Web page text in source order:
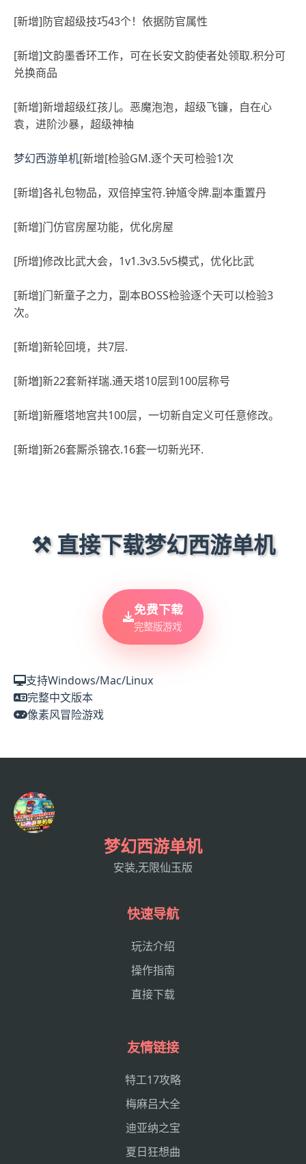
[新增]防官超级技巧43个！依据防官属性
[新增]文韵墨香环工作，可在长安文韵使者处领取.积分可
兑换商品
[新增]新增超级红孩儿。恶魔泡泡，超级飞镰，自在心
袁，进阶沙暴，超级神柚
梦幻西游单机[新增[检验GM.逐个天可检验1次
[新增]各礼包物品，双倍掉宝符.钟馗令牌.副本重置丹
[新增]门仿官房屋功能，优化房屋
[所增]修改比武大会，1v1.3v3.5v5模式，优化比武
[新增]门新童子之力，副本BOSS检验逐个天可以检验3
次。
[新增]新轮回境，共7层.
[新増]新22套新祥瑞.通天塔10层到100层称号
[新增]新雁塔地宫共100层，一切新自定义可任意修改。
[新增]新26套厮杀锦衣.16套一切新光环.
⚒️ 直接下载梦幻西游单机
免费下载
完整版游戏
支持Windows/Mac/Linux
完整中文版本
像素风冒险游戏
梦幻西游单机
安装,无限仙玉版
快速导航
玩法介绍
操作指南
直接下载
友情链接
特工17攻略
梅麻吕大全
迪亚纳之宝
夏日狂想曲